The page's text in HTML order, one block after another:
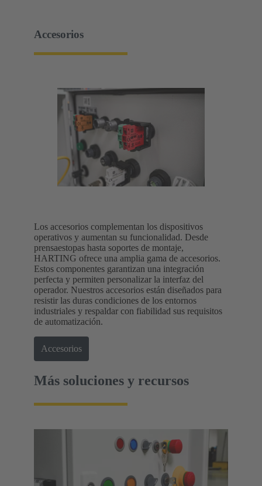
Accesorios
Los accesorios complementan los dispositivos
operativos y aumentan su funcionalidad. Desde
prensaestopas hasta soportes de montaje,
HARTING ofrece una amplia gama de accesorios.
Estos componentes garantizan una integración
perfecta y permiten personalizar la interfaz del
operador. Nuestros accesorios están diseñados para
resistir las duras condiciones de los entornos
industriales y respaldar con fiabilidad sus requisitos
de automatización.
Accesorios
Más soluciones y recursos